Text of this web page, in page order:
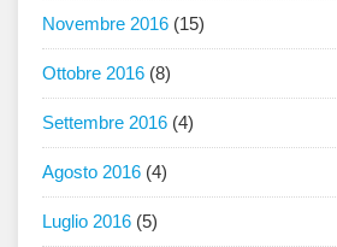
Novembre 2016 (15)
Ottobre 2016 (8)
Settembre 2016 (4)
Agosto 2016 (4)
Luglio 2016 (5)